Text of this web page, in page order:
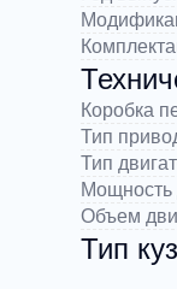
Коробка
Тип
Тип
Мощность
Объем
Тип